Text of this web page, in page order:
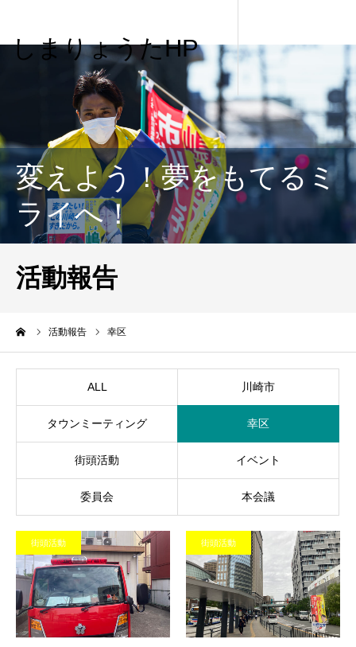
しまりょうたHP
変えよう！夢をもてるミ
ライへ！
活動報告
活動報告 幸区
ALL 川崎市
タウンミーティング 幸区
街頭活動 イベント
委員会 本会議
街頭活動 街頭活動